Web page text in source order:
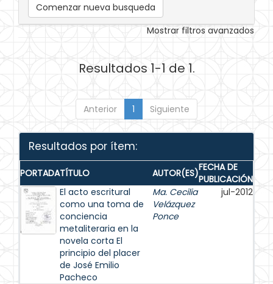
Comenzar nueva busqueda
Mostrar filtros avanzados
Resultados 1-1 de 1.
Anterior 1 Siguiente
Resultados por ítem:
PORTADATÍTULO AUTOR(ES)FECHA DE
PUBLICACIÓN
El acto escritural
como una toma de
conciencia
metaliteraria en la
novela corta El
principio del placer
de José Emilio
Pacheco
Ma. Cecilia
Velázquez
Ponce
jul-2012